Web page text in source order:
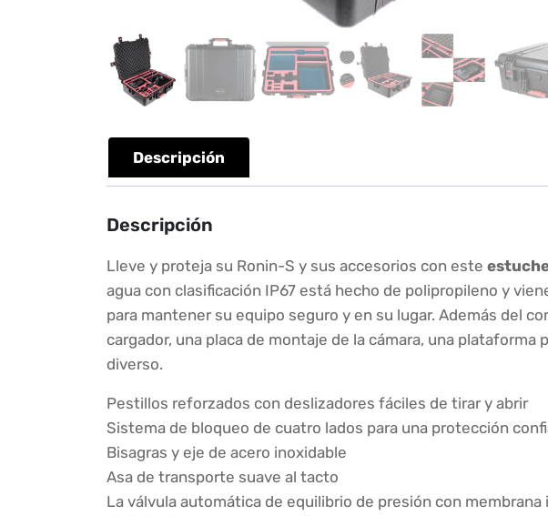
Descripción
Descripción
Lleve y proteja su Ronin-S y sus accesorios con este
agua con clasificación IP67 está hecho de polipropileno y
para mantener su equipo seguro y en su lugar. Además del
cargador, una placa de montaje de la cámara, una
diverso.
Pestillos reforzados con deslizadores fáciles de tirar y abrir
Sistema de bloqueo de cuatro lados para una protección
Bisagras y eje de acero inoxidable
Asa de transporte suave al tacto
La válvula automática de equilibrio de presión con